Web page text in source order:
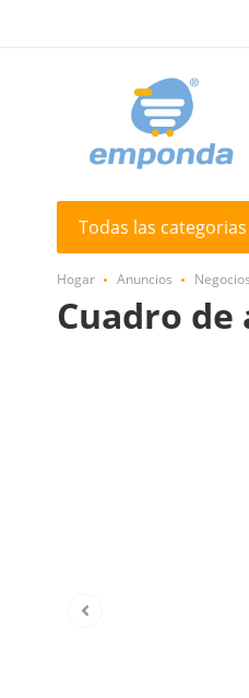
Todas las categorias
Hogar Anuncios
Cuadro